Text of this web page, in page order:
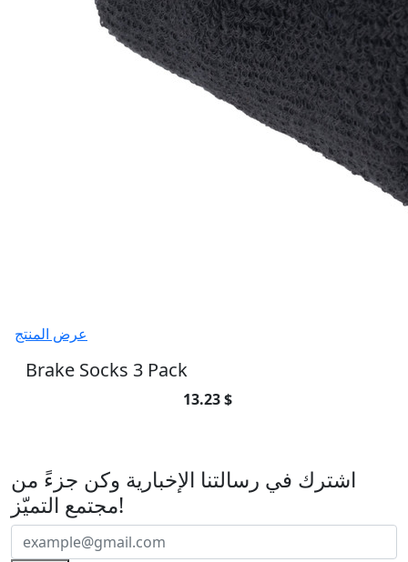
عرض المنتج
Brake Socks 3 Pack
13.23 $
اشترك في رسالتنا الإخبارية وكن جزءً من
مجتمع التميّز!